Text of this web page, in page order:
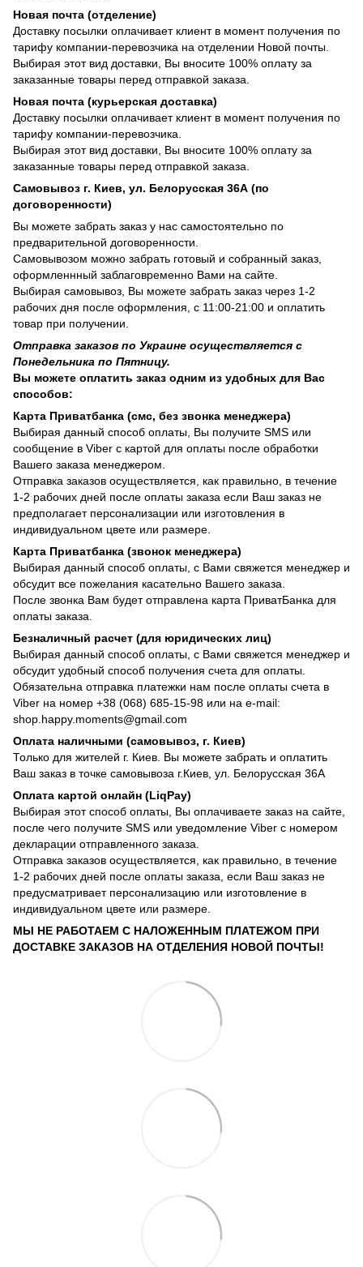
Новая почта (отделение)
Доставку посылки оплачивает клиент в момент получения по
тарифу компании-перевозчика на отделении Новой почты.
Выбирая этот вид доставки, Вы вносите 100% оплату за
заказанные товары перед отправкой заказа.
Новая почта (курьерская доставка)
Доставку посылки оплачивает клиент в момент получения по
тарифу компании-перевозчика.
Выбирая этот вид доставки, Вы вносите 100% оплату за
заказанные товары перед отправкой заказа.
Самовывоз г. Киев, ул. Белорусская 36А (по
договоренности)
Вы можете забрать заказ у нас самостоятельно по
предварительной договоренности.
Самовывозом можно забрать готовый и собранный заказ,
оформленнный заблаговременно Вами на сайте.
Выбирая самовывоз, Вы можете забрать заказ через 1-2
рабочих дня после оформления, с 11:00-21:00 и оплатить
товар при получении.
Отправка заказов по Украине осуществляется с
Понедельника по Пятницу.
Вы можете оплатить заказ одним из удобных для Вас
способов:
Карта Приватбанка (смс, без звонка менеджера)
Выбирая данный способ оплаты, Вы получите SMS или
сообщение в Viber с картой для оплаты после обработки
Вашего заказа менеджером.
Отправка заказов осуществляется, как правильно, в течение
1-2 рабочих дней после оплаты заказа если Ваш заказ не
предполагает персонализации или изготовления в
индивидуальном цвете или размере.
Карта Приватбанка (звонок менеджера)
Выбирая данный способ оплаты, с Вами свяжется менеджер и
обсудит все пожелания касательно Вашего заказа.
После звонка Вам будет отправлена карта ПриватБанка для
оплаты заказа.
Безналичный расчет (для юридических лиц)
Выбирая данный способ оплаты, с Вами свяжется менеджер и
обсудит удобный способ получения счета для оплаты.
Обязательна отправка платежки нам после оплаты счета в
Viber на номер +38 (068) 685-15-98 или на e-mail:
shop.happy.moments@gmail.com
Оплата наличными (самовывоз, г. Киев)
Только для жителей г. Киев. Вы можете забрать и оплатить
Ваш заказ в точке самовывоза г.Киев, ул. Белорусская 36А
Оплата картой онлайн (LiqPay)
Выбирая этот способ оплаты, Вы оплачиваете заказ на сайте,
после чего получите SMS или уведомление Viber с номером
декларации отправленного заказа.
Отправка заказов осуществляется, как правильно, в течение
1-2 рабочих дней после оплаты заказа, если Ваш заказ не
предусматривает персонализацию или изготовление в
индивидуальном цвете или размере.
МЫ НЕ РАБОТАЕМ С НАЛОЖЕННЫМ ПЛАТЕЖОМ ПРИ
ДОСТАВКЕ ЗАКАЗОВ НА ОТДЕЛЕНИЯ НОВОЙ ПОЧТЫ!